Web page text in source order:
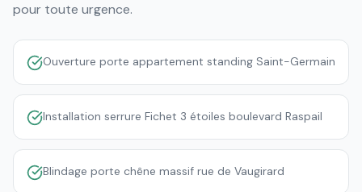
pour toute urgence.
Ouverture porte appartement standing Saint-Germain
Installation serrure Fichet 3 étoiles boulevard Raspail
Blindage porte chêne massif rue de Vaugirard